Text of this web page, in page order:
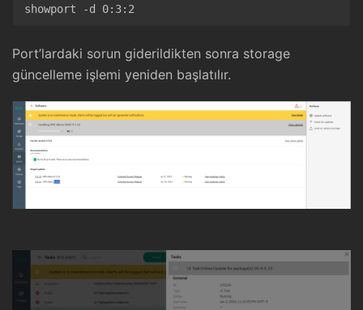
showport -d 0:3:2
Port’lardaki sorun giderildikten sonra storage
güncelleme işlemi yeniden başlatılır.